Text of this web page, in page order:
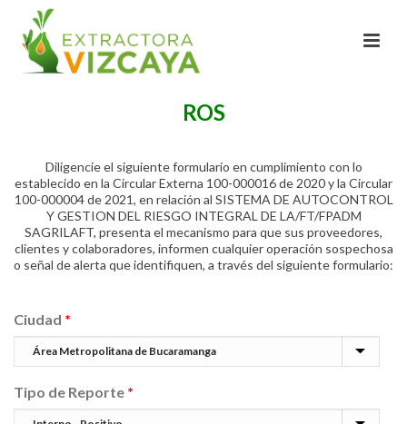
ROS
Diligencie el siguiente formulario en cumplimiento con lo
establecido en la Circular Externa 100-000016 de 2020 y la Circular
100-000004 de 2021, en relación al SISTEMA DE AUTOCONTROL
Y GESTION DEL RIESGO INTEGRAL DE LA/FT/FPADM
SAGRILAFT, presenta el mecanismo para que sus proveedores,
clientes y colaboradores, informen cualquier operación sospechosa
o señal de alerta que identifiquen, a través del siguiente formulario:
Ciudad *
Tipo de Reporte *